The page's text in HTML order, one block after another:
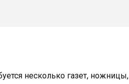
несколько газет, ножницы,